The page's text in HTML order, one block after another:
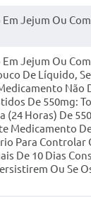
Jejum Ou
Jejum Ou
De Líquido,
Não
De 550mg:
Horas) De
Medicamento
Para Controlar
De 10 Dias
Ou Se